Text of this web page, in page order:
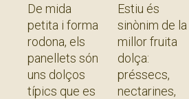
panellets?
De mida
petita i forma
rodona, els
panellets són
uns dolços
típics que es
sense
pela?
Estiu és
sinònim de la
millor fruita
dolça:
préssecs,
nectarines,